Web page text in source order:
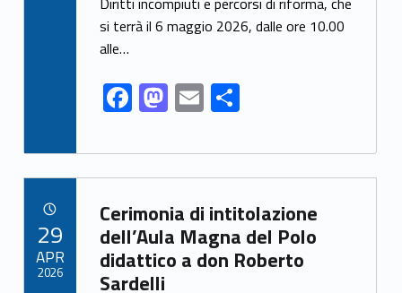
o
k
o
si terrà il 6 maggio 2026, dalle ore 10.00
alle…
F
ac
e
b
o
o
k
M
as
to
d
o
n
E
m
ai
l
S
ar
e
Link identifier archive #link-archive-73819
Cerimonia di intitolazione
dell’Aula Magna del Polo
didattico a don Roberto
Sardelli
29
APR
2026